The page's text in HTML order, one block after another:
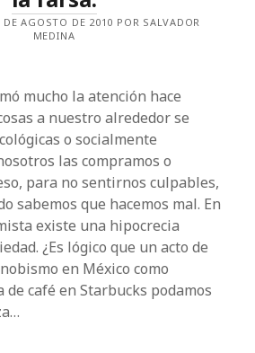
AGOSTO DE 2010 POR SALVADOR
MEDINA
mucho la atención hace
a nuestro alrededor se
o socialmente
las compramos o
para no sentirnos culpables,
sabemos que hacemos mal. En
existe una hipocrecia
¿Es lógico que un acto de
en México como
de café en Starbucks podamos